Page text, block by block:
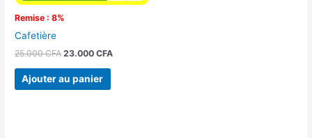
Remise : 8%
Cafetière
25.000CFA 23.000CFA
Ajouter au panier